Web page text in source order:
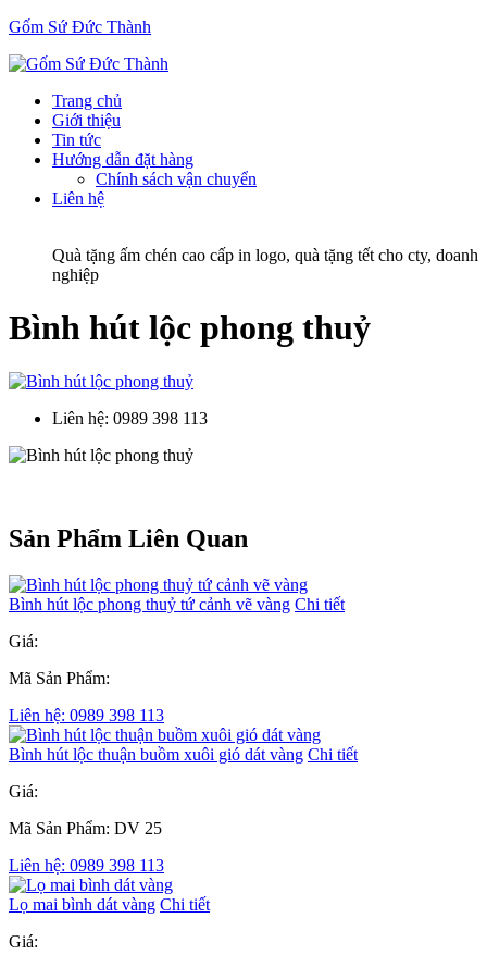
Gốm Sứ Đức Thành
Trang chủ
Giới thiệu
Tin tức
Hướng dẫn đặt hàng
Chính sách vận chuyển
Liên hệ
Quà tặng ấm chén cao cấp in logo, quà tặng tết cho cty, doanh
nghiệp
Bình hút lộc phong thuỷ
Liên hệ: 0989 398 113
Sản Phẩm Liên Quan
Bình hút lộc phong thuỷ tứ cảnh vẽ vàng Chi tiết
Giá:
Mã Sản Phẩm:
Liên hệ: 0989 398 113
Bình hút lộc thuận buồm xuôi gió dát vàng Chi tiết
Giá:
Mã Sản Phẩm: DV 25
Liên hệ: 0989 398 113
Lọ mai bình dát vàng Chi tiết
Giá: